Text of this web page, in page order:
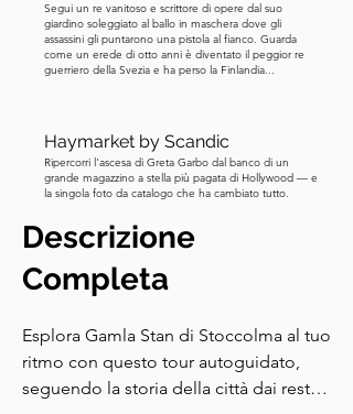
Segui un re vanitoso e scrittore di opere dal suo
giardino soleggiato al ballo in maschera dove gli
assassini gli puntarono una pistola al fianco. Guarda
come un erede di otto anni è diventato il peggior re
guerriero della Svezia e ha perso la Finlandia...
Haymarket by Scandic
Ripercorri l'ascesa di Greta Garbo dal banco di un
grande magazzino a stella più pagata di Hollywood — e
la singola foto da catalogo che ha cambiato tutto.
Descrizione
Completa
Esplora Gamla Stan di Stoccolma al tuo
ritmo con questo tour autoguidato,
seguendo la storia della città dai resti